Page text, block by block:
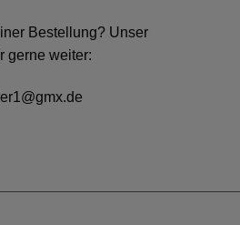
Bestellung? Unser
gerne weiter: